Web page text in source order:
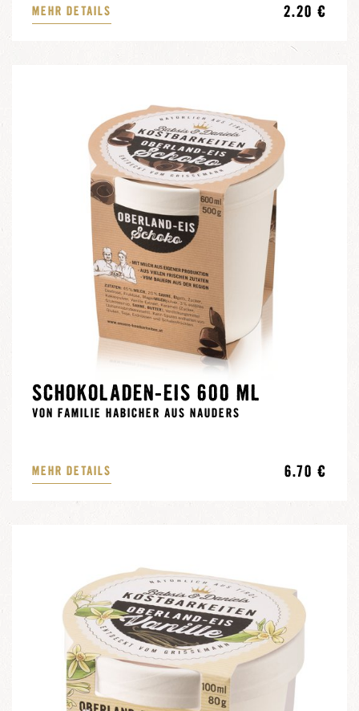
MEHR DETAILS 2.20 €
SCHOKOLADEN-EIS 600 ML
VON FAMILIE HABICHER AUS NAUDERS
MEHR DETAILS 6.70 €